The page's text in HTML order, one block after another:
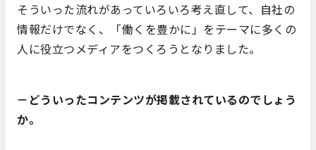
そういった流れがあっていろいろ考え直して、自社の
情報だけでなく、「働くを豊かに」をテーマに多くの
人に役立つメディアをつくろうとなりました。
－どういったコンテンツが掲載されているのでしょう
か。